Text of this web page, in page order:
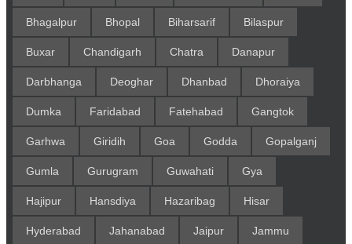
Bhagalpur Bhopal Biharsarif Bilaspur
Buxar Chandigarh Chatra Danapur
Darbhanga Deoghar Dhanbad Dhoraiya
Dumka Faridabad Fatehabad Gangtok
Garhwa Giridih Goa Godda Gopalganj
Gumla Gurugram Guwahati Gya
Hajipur Hansdiya Hazaribag Hisar
Hyderabad Jahanabad Jaipur Jammu